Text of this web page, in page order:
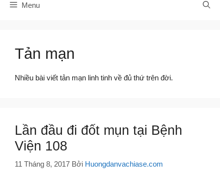
Menu
Tản mạn
Nhiều bài viết tản mạn linh tinh về đủ thứ trên đời.
Lần đầu đi đốt mụn tại Bệnh
Viện 108
11 Tháng 8, 2017 Bởi Huongdanvachiase.com